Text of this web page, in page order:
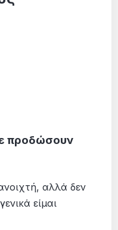
προδώσουν
αλλά δεν
είμαι